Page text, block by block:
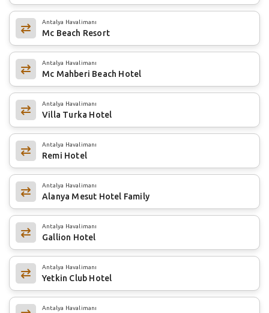
Antalya Havalimanı
Mc Beach Resort
Antalya Havalimanı
Mc Mahberi Beach Hotel
Antalya Havalimanı
Villa Turka Hotel
Antalya Havalimanı
Remi Hotel
Antalya Havalimanı
Alanya Mesut Hotel Family
Antalya Havalimanı
Gallion Hotel
Antalya Havalimanı
Yetkin Club Hotel
Antalya Havalimanı